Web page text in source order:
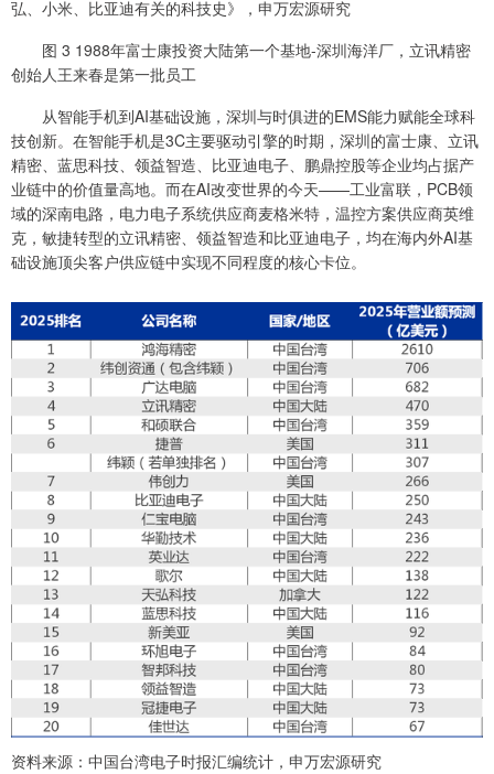
弘、小米、比亚迪有关的科技史》，申万宏源研究
图 3 1988年富士康投资大陆第一个基地-深圳海洋厂，立讯精密
创始人王来春是第一批员工
从智能手机到AI基础设施，深圳与时俱进的EMS能力赋能全球科
技创新。在智能手机是3C主要驱动引擎的时期，深圳的富士康、立讯
精密、蓝思科技、领益智造、比亚迪电子、鹏鼎控股等企业均占据产
业链中的价值量高地。而在AI改变世界的今天——工业富联，PCB领
域的深南电路，电力电子系统供应商麦格米特，温控方案供应商英维
克，敏捷转型的立讯精密、领益智造和比亚迪电子，均在海内外AI基
础设施顶尖客户供应链中实现不同程度的核心卡位。
资料来源：中国台湾电子时报汇编统计，申万宏源研究